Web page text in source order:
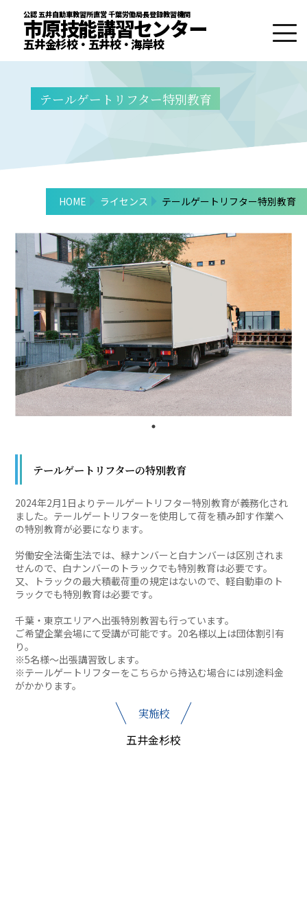
公認 五井自動車教習所直営 千葉労働局長登録教習機関
市原技能講習センター
五井金杉校・五井校・海岸校
お得な合宿プラン
宿泊施設のご案内
五井金杉校
海岸校
個人情報保護方針
予約カレンダー
お申し込みはこちら
お問い合わせは五井金杉校まで
お問い合わせはこちら
公認 五井自動車教習所直営 千葉労働局長登録教習機関
市原技能講習センター
五井金杉校・五井校・海岸校
テールゲートリフター特別教育
HOME ライセンス テールゲートリフター特別教育
テールゲートリフターの特別教育
2024年2月1日よりテールゲートリフター特別教育が義務化され
ました。テールゲートリフターを使用して荷を積み卸す作業へ
の特別教育が必要になります。
労働安全法衛生法では、緑ナンバーと白ナンバーは区別されま
せんので、白ナンバーのトラックでも特別教育は必要です。
又、トラックの最大積載荷重の規定はないので、軽自動車のト
ラックでも特別教育は必要です。
千葉・東京エリアへ出張特別教習も行っています。
ご希望企業会場にて受講が可能です。20名様以上は団体割引有
り。
※5名様～出張講習致します。
※テールゲートリフターをこちらから持込む場合には別途料金
がかかります。
実施校
五井金杉校